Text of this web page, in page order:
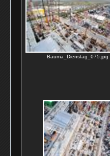
Bauma_Dienstag_075.jpg